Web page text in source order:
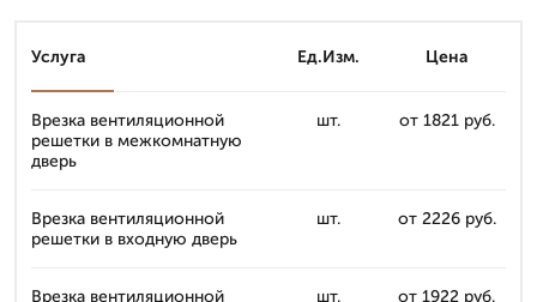
Услуга Ед.Изм. Цена
Врезка вентиляционной
решетки в межкомнатную
дверь
шт. от 1821 руб.
Врезка вентиляционной
решетки в входную дверь
шт. от 2226 руб.
Врезка вентиляционной
шт. от 1922 руб.